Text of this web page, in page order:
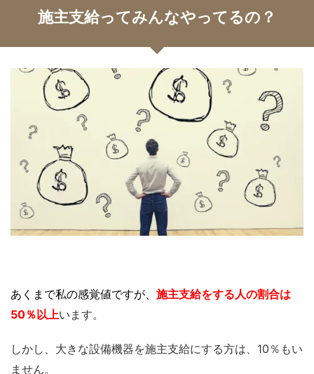
施主支給ってみんなやってるの？
あくまで私の感覚値ですが、 施主支給をする人の割合は
50％以上います。
しかし、大きな設備機器を施主支給にする方は、10％もい
ません。